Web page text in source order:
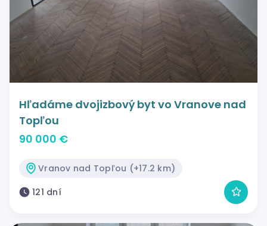
Hľadáme dvojizbový byt vo Vranove nad
Topľou
90 000 €
Vranov nad Topľou (+17.2 km)
121 dní